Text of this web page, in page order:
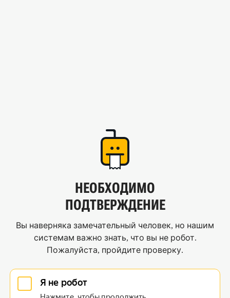
НЕОБХОДИМО
ПОДТВЕРЖДЕНИЕ
Вы наверняка замечательный человек, но нашим
системам важно знать, что вы не робот.
Пожалуйста, пройдите проверку.